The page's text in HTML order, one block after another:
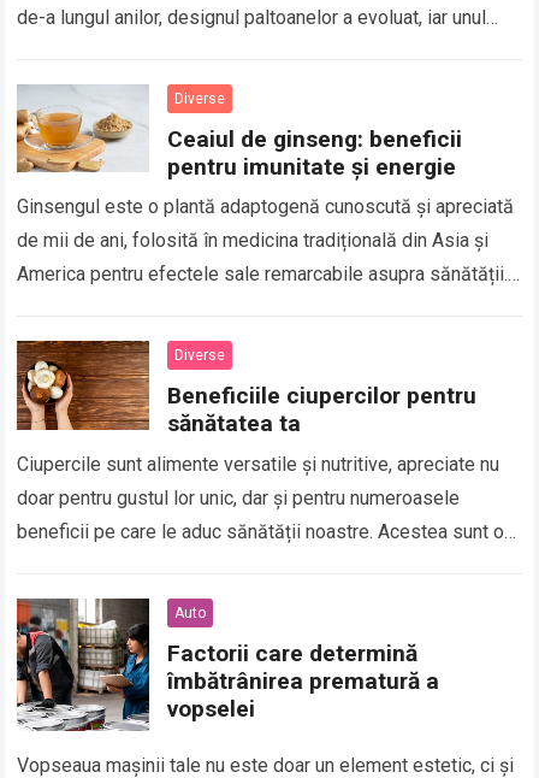
de-a lungul anilor, designul paltoanelor a evoluat, iar unul
Diverse
Ceaiul de ginseng: beneficii
pentru imunitate și energie
Ginsengul este o plantă adaptogenă cunoscută și apreciată
de mii de ani, folosită în medicina tradițională din Asia și
America pentru efectele sale remarcabile asupra sănătății.
Diverse
Beneficiile ciupercilor pentru
sănătatea ta
Ciupercile sunt alimente versatile și nutritive, apreciate nu
doar pentru gustul lor unic, dar și pentru numeroasele
beneficii pe care le aduc sănătății noastre. Acestea sunt o
Auto
Factorii care determină
îmbătrânirea prematură a
vopselei
Vopseaua mașinii tale nu este doar un element estetic, ci și